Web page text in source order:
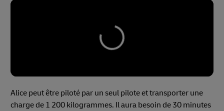
Alice peut être piloté par un seul pilote et transporter une
charge de 1 200 kilogrammes. Il aura besoin de 30 minutes